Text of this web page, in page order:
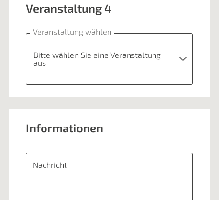
Veranstaltung 4
Veranstaltung wählen
Bitte wählen Sie eine Veranstaltung
aus
Informationen
Nachricht